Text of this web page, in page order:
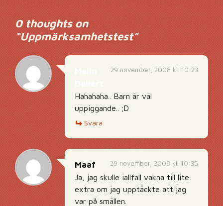
0 thoughts on
“Uppmärksamhetstest”
29 november, 2008 kl. 10:23
Hahahaha.. Barn är väl
uppiggande.. ;D
Svara
29 november, 2008 kl. 10:35
Maaf
Ja, jag skulle iallfall vakna till lite
extra om jag upptäckte att jag
var på smällen.